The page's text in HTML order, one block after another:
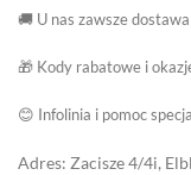
🚚 U nas zawsze
🎁 Kody rabatowe i
😊 Infolinia i pomoc
Adres: Zacisze 4/4i,